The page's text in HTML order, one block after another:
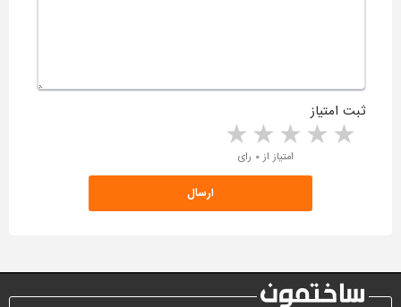
ثبت امتیاز
4 stars 3 stars 2 stars 1 star امتیاز از ۰ رای